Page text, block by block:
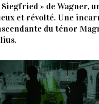
Siegfried » de Wagner,
et révolté. Une
du ténor